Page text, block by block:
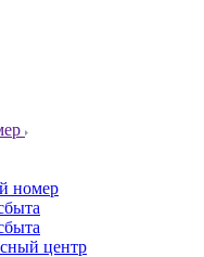
номер
центр